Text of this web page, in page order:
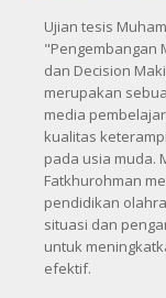
Ujian tesis
"Pengembangan
dan Decision
merupakan
media
kualitas
pada usia muda.
Fatkhurohman
pendidikan
situasi dan
untuk
efektif.